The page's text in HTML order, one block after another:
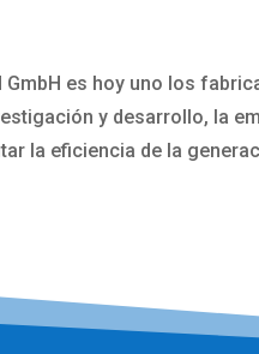
GmbH es hoy uno los
y desarrollo, la
la eficiencia de la